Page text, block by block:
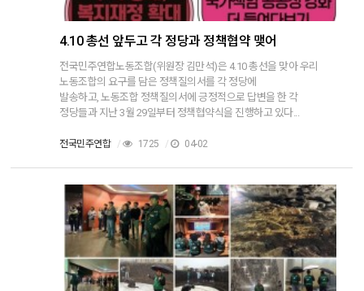
4.10 총선 앞두고 각 정당과 정책협약 맺어
전국민주연합노동조합(위원장 김만석)은 4.10 총선을 맞아 우리
노동조합의 요구를 담은 정책질의서를 각 정당에
발송하고, 노동조합 정책질의서에 긍정적으로 답변을 한 각
정당들과 지난 3월 29일부터 정책협약식을 진행하고 있다...
전국민주연합 / 1725 / 04-02